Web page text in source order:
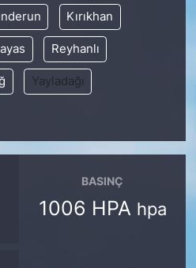
Kırıkhan
Reyhanlı
Yayladağı
BASINÇ
1006 HPA hpa